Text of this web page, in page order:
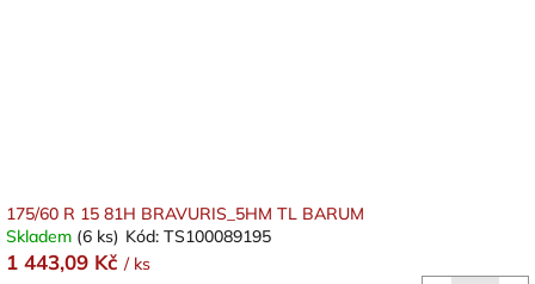
175/60 R 15 81H BRAVURIS_5HM TL BARUM
Skladem (6 ks) Kód: TS100089195
1 443,09 Kč / ks